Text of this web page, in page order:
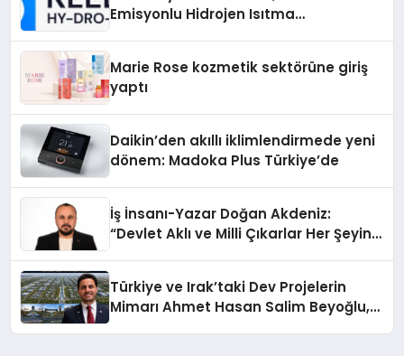
Emisyonlu Hidrojen Isıtma
Marie Rose kozmetik sektörüne giriş
yaptı
Daikin’den akıllı iklimlendirmede yeni
dönem: Madoka Plus Türkiye’de
İş İnsanı-Yazar Doğan Akdeniz:
“Devlet Aklı ve Milli Çıkarlar Her Şeyin
Türkiye ve Irak’taki Dev Projelerin
Mimarı Ahmet Hasan Salim Beyoğlu,